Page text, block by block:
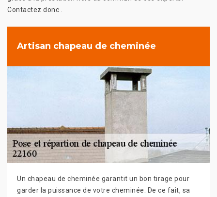
Contactez donc .
Artisan chapeau de cheminée
Un chapeau de cheminée garantit un bon tirage pour
garder la puissance de votre cheminée. De ce fait, sa